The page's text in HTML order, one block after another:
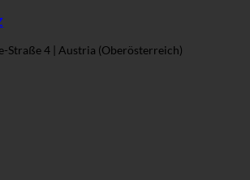
Straße 4 | Austria (Oberösterreich)